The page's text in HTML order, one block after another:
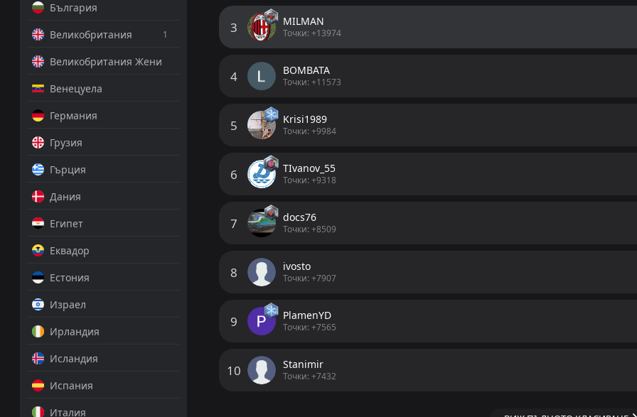
България
Великобритания
1
Великобритания Жени
Венецуела
Германия
Грузия
Гърция
Дания
Египет
Еквадор
Естония
Израел
Ирландия
Исландия
Испания
Италия
3 MILMAN
Точки: +13974
4 BOMBATA
Точки: +11573
5 Krisi1989
Точки: +9984
6 ТIvanov_55
Точки: +9318
7 docs76
Точки: +8509
8 ivosto
Точки: +7907
9 PlamenYD
Точки: +7565
10 Stanimir
Точки: +7432